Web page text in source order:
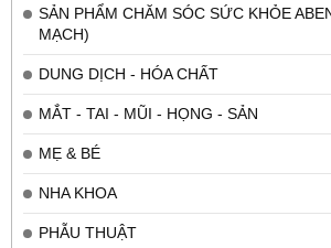
SẢN PHẨM CHĂM SÓC SỨC KHỎE
MẠCH)
DUNG DỊCH - HÓA CHẤT
MẮT - TAI - MŨI - HỌNG - SẢN
MẸ & BÉ
NHA KHOA
PHẪU THUẬT